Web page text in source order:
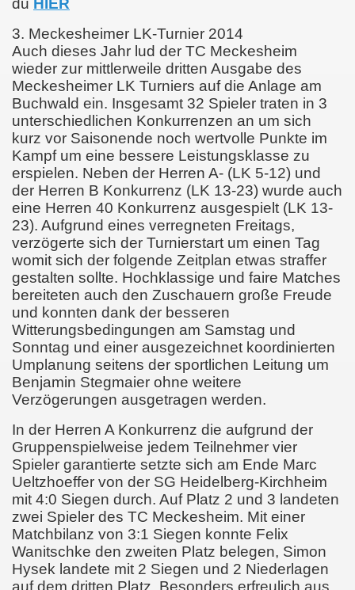
du HIER
3. Meckesheimer LK-Turnier 2014
Auch dieses Jahr lud der TC Meckesheim
wieder zur mittlerweile dritten Ausgabe des
Meckesheimer LK Turniers auf die Anlage am
Buchwald ein. Insgesamt 32 Spieler traten in 3
unterschiedlichen Konkurrenzen an um sich
kurz vor Saisonende noch wertvolle Punkte im
Kampf um eine bessere Leistungsklasse zu
erspielen. Neben der Herren A- (LK 5-12) und
der Herren B Konkurrenz (LK 13-23) wurde auch
eine Herren 40 Konkurrenz ausgespielt (LK 13-
23). Aufgrund eines verregneten Freitags,
verzögerte sich der Turnierstart um einen Tag
womit sich der folgende Zeitplan etwas straffer
gestalten sollte. Hochklassige und faire Matches
bereiteten auch den Zuschauern große Freude
und konnten dank der besseren
Witterungsbedingungen am Samstag und
Sonntag und einer ausgezeichnet koordinierten
Umplanung seitens der sportlichen Leitung um
Benjamin Stegmaier ohne weitere
Verzögerungen ausgetragen werden.
In der Herren A Konkurrenz die aufgrund der
Gruppenspielweise jedem Teilnehmer vier
Spieler garantierte setzte sich am Ende Marc
Ueltzhoeffer von der SG Heidelberg-Kirchheim
mit 4:0 Siegen durch. Auf Platz 2 und 3 landeten
zwei Spieler des TC Meckesheim. Mit einer
Matchbilanz von 3:1 Siegen konnte Felix
Wanitschke den zweiten Platz belegen, Simon
Hysek landete mit 2 Siegen und 2 Niederlagen
auf dem dritten Platz. Besonders erfreulich aus